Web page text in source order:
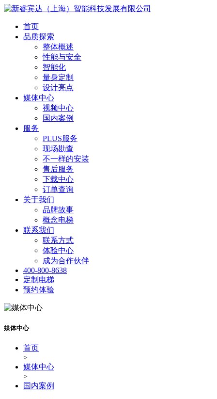
首页
品质探索
整体概述
性能与安全
智能化
量身定制
设计亮点
媒体中心
视频中心
国内案例
服务
PLUS服务
现场勘查
不一样的安装
售后服务
下载中心
订单查询
关于我们
品牌故事
概念电梯
联系我们
联系方式
体验中心
成为合作伙伴
400-800-8638
定制电梯
预约体验
媒体中心
首页
>
媒体中心
>
国内案例